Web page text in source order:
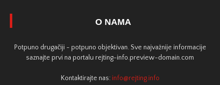
O NAMA
Potpuno drugačiji - potpuno objektivan. Sve najvažnije informacije
saznajte prvi na portalu rejting-info.preview-domain.com
Kontaktirajte nas: info@rejting.info